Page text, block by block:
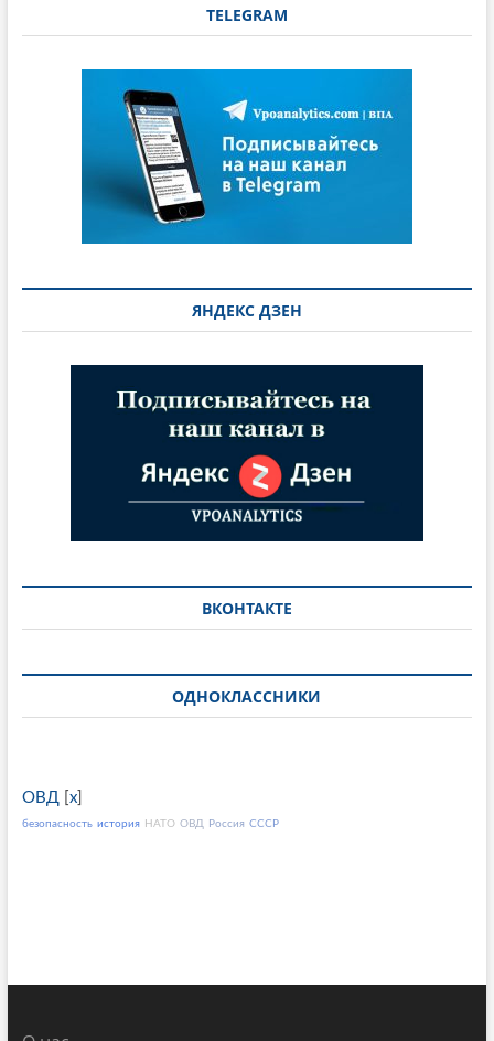
TELEGRAM
ЯНДЕКС ДЗЕН
ВКОНТАКТЕ
ОДНОКЛАССНИКИ
ОВД x]
безопасность история НАТО ОВД Россия СССР